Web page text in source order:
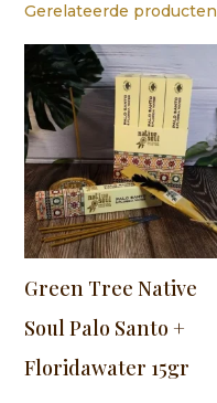
Gerelateerde producten
Green Tree Native
Soul Palo Santo +
Floridawater 15gr